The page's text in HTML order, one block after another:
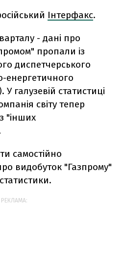
Інтерфакс.
- дані про
пропали із
диспетчерського
енергетичного
галузевій статистиці
світу тепер
"інших
самостійно
видобуток "Газпрому"
РЕКЛАМА: